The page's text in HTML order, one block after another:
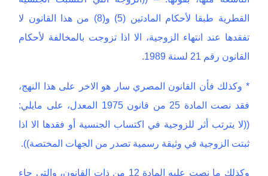
القطرية طبقا لأحكام المادتين (5) و(8) من هذا القانون لا
تفقدها عند انتهاء الزوجية، الا اذا تزوجت بالمخالفة لأحكام
القانون رقم 21 لسنة 1989.
* وكذلك فأن القانون المصري سار هو الاخر على هذا النهج،
فقد نصت المادة 25 من قانون 1975 المعدل، على مايلي:
((لا يترتب أثر للزوجية في اكتساب الجنسية أو فقدها الا اذا
ثبتت الزوجية في وثيقة رسمية تصدر من الجهات المختصة)).
وكذلك ما نصت عليه المادة 12 من ذات القانون، والتي جاء